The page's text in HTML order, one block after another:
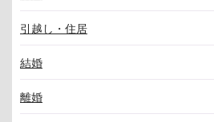
引越し・住居
結婚
離婚